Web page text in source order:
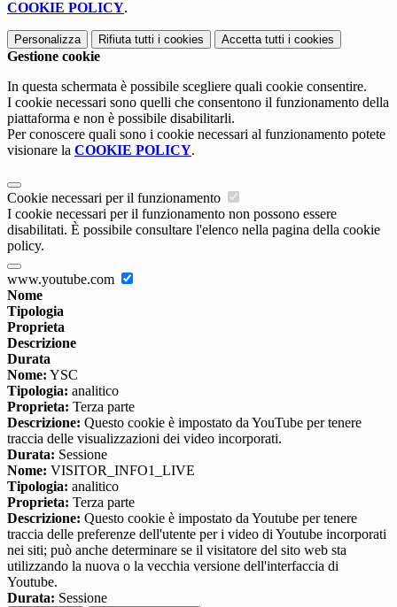
COOKIE POLICY.
Personalizza Rifiuta tutti i cookies Accetta tutti i cookies
Gestione cookie
In questa schermata è possibile scegliere quali cookie consentire.
I cookie necessari sono quelli che consentono il funzionamento della
piattaforma e non è possibile disabilitarli.
Per conoscere quali sono i cookie necessari al funzionamento potete
visionare la COOKIE POLICY.
Cookie necessari per il funzionamento
I cookie necessari per il funzionamento non possono essere
disabilitati. È possibile consultare l'elenco nella pagina della cookie
policy.
www.youtube.com
Nome
Tipologia
Proprieta
Descrizione
Durata
Nome: YSC
Tipologia: analitico
Proprieta: Terza parte
Descrizione: Questo cookie è impostato da YouTube per tenere
traccia delle visualizzazioni dei video incorporati.
Durata: Sessione
Nome: VISITOR_INFO1_LIVE
Tipologia: analitico
Proprieta: Terza parte
Descrizione: Questo cookie è impostato da Youtube per tenere
traccia delle preferenze dell'utente per i video di Youtube incorporati
nei siti; può anche determinare se il visitatore del sito web sta
utilizzando la nuova o la vecchia versione dell'interfaccia di
Youtube.
Durata: Sessione